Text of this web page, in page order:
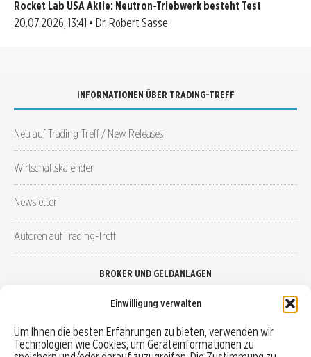
Einwilligung verwalten
Um Ihnen die besten Erfahrungen zu bieten, verwenden wir
Technologien wie Cookies, um Geräteinformationen zu
Rocket Lab USA Aktie: Neutron-Triebwerk besteht Test
20.07.2026, 13:41 • Dr. Robert Sasse
INFORMATIONEN ÜBER TRADING-TREFF
Neu auf Trading-Treff / New Releases
Wirtschaftskalender
Newsletter
Autoren auf Trading-Treff
BROKER UND GELDANLAGEN
Robo-Advisor vergleichen